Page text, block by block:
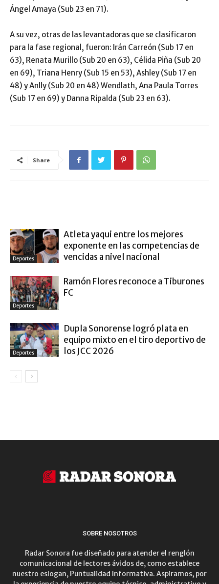
Ángel Amaya (Sub 23 en 71).
A su vez, otras de las levantadoras que se clasificaron
para la fase regional, fueron: Irán Carreón (Sub 17 en
63), Renata Murillo (Sub 20 en 63), Célida Piña (Sub 20
en 69), Triana Henry (Sub 15 en 53), Ashley (Sub 17 en
48) y Anlly (Sub 20 en 48) Wendlath, Ana Paula Torres
(Sub 17 en 69) y Danna Ripalda (Sub 23 en 63).
Share
Deportes
Atleta yaqui entre los mejores
exponente en las competencias de
vencidas a nivel nacional
Deportes
Ramón Flores reconoce a Tiburones
FC
Deportes
Dupla Sonorense logró plata en
equipo mixto en el tiro deportivo de
los JCC 2026
SOBRE NOSOTROS
Radar Sonora fue diseñado para atender el renglón
comunicacional de lectores ávidos de, como establece
nuestro eslogan, Puntualidad Informativa. Aspiramos, por